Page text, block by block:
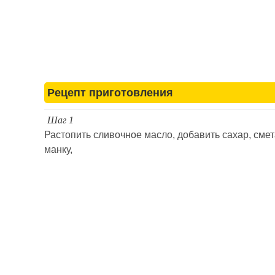
Рецепт приготовления
Шаг 1
Растопить сливочное масло, добавить сахар,
манку,